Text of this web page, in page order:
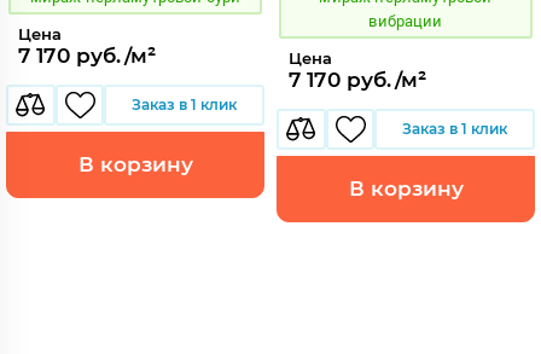
Цена
7 170 руб./м²
Заказ в 1 клик
В корзину
вибрации
Цена
7 170 руб./м²
Заказ в 1 клик
В корзину